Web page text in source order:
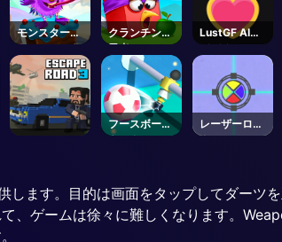
モンスターは
キャンディを
欲しがる
クランチング
忍者
LustGF AI
Girlfriend
フースボール
キック
レーザーロッ
ク
ます。目的は画面をタップしてダーツ
、ゲームは徐々に難しくなります。